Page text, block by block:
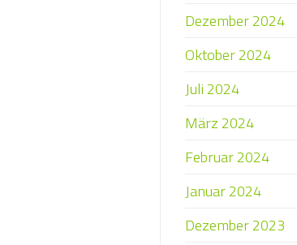
Dezember 2024
Oktober 2024
Juli 2024
März 2024
Februar 2024
Januar 2024
Dezember 2023